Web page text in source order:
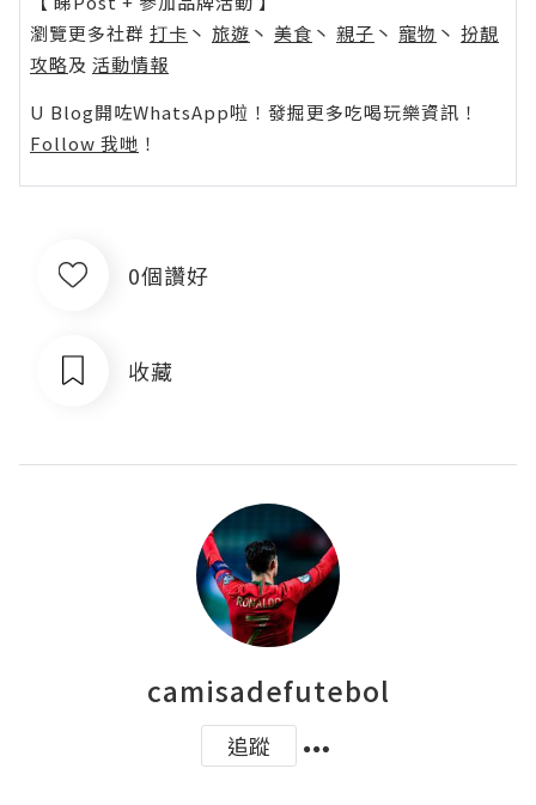
瀏覽更多社群 打卡 丶 旅遊 丶 美食 丶 親子 丶 寵物 丶 扮靚
攻略及 活動情報
U Blog開咗WhatsApp啦！發掘更多吃喝玩樂資訊！
Follow 我哋 ！
0個讚好
收藏
camisadefutebol
追蹤